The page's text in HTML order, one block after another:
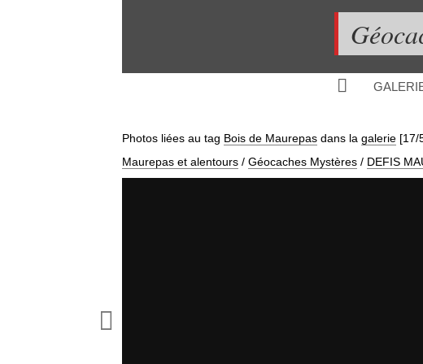
Photos liées au tag Bois de Maurepasdans la galerie [17/
Maurepas et alentours / Géocaches Mystères / DEFIS
